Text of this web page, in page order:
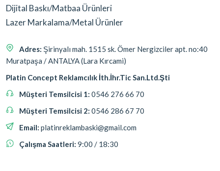
Dijital Baskı/Matbaa Ürünleri
Lazer Markalama/Metal Ürünler
Adres: Şirinyalı mah. 1515 sk. Ömer Nergizciler apt. no:40
Muratpaşa / ANTALYA (Lara Kırcami)
Platin Concept Reklamcılık İth.İhr.Tic San.Ltd.Şti
Müşteri Temsilcisi 1: 0546 276 66 70
Müşteri Temsilcisi 2: 0546 286 67 70
Email: platinreklambaski@gmail.com
Çalışma Saatleri: 9:00 / 18:30